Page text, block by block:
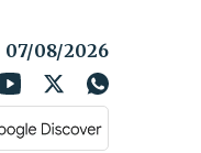
07/08/2026